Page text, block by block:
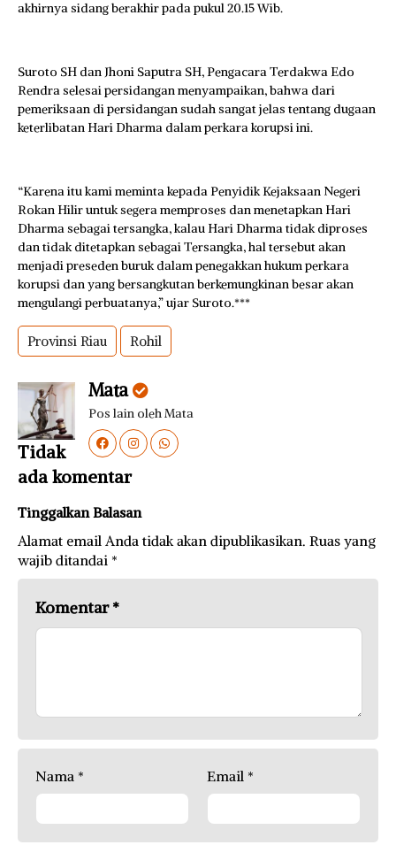
akhirnya sidang berakhir pada pukul 20.15 Wib.
Suroto SH dan Jhoni Saputra SH, Pengacara Terdakwa Edo
Rendra selesai persidangan menyampaikan, bahwa dari
pemeriksaan di persidangan sudah sangat jelas tentang dugaan
keterlibatan Hari Dharma dalam perkara korupsi ini.
“Karena itu kami meminta kepada Penyidik Kejaksaan Negeri
Rokan Hilir untuk segera memproses dan menetapkan Hari
Dharma sebagai tersangka, kalau Hari Dharma tidak diproses
dan tidak ditetapkan sebagai Tersangka, hal tersebut akan
menjadi preseden buruk dalam penegakkan hukum perkara
korupsi dan yang bersangkutan berkemungkinan besar akan
mengulangi perbuatanya,” ujar Suroto.***
Provinsi Riau Rohil
Mata
Pos lain oleh Mata
Tidak
ada komentar
Tinggalkan Balasan
Alamat email Anda tidak akan dipublikasikan. Ruas yang
wajib ditandai *
Komentar*
Nama * Email *